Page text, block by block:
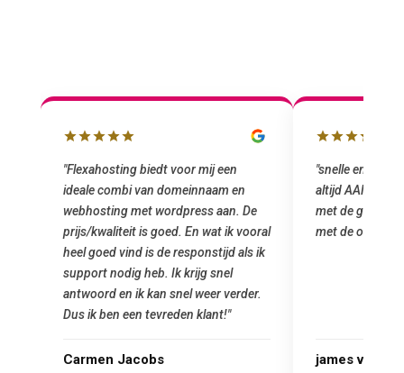
"Flexahosting biedt voor mij een
ideale combi van domeinnaam en
webhosting met wordpress aan. De
prijs/kwaliteit is goed. En wat ik vooral
heel goed vind is de responstijd als ik
support nodig heb. Ik krijg snel
antwoord en ik kan snel weer verder.
Dus ik ben een tevreden klant!"
Carmen Jacobs
"snelle en
altijd AAN (:
met de grote
met de
james van